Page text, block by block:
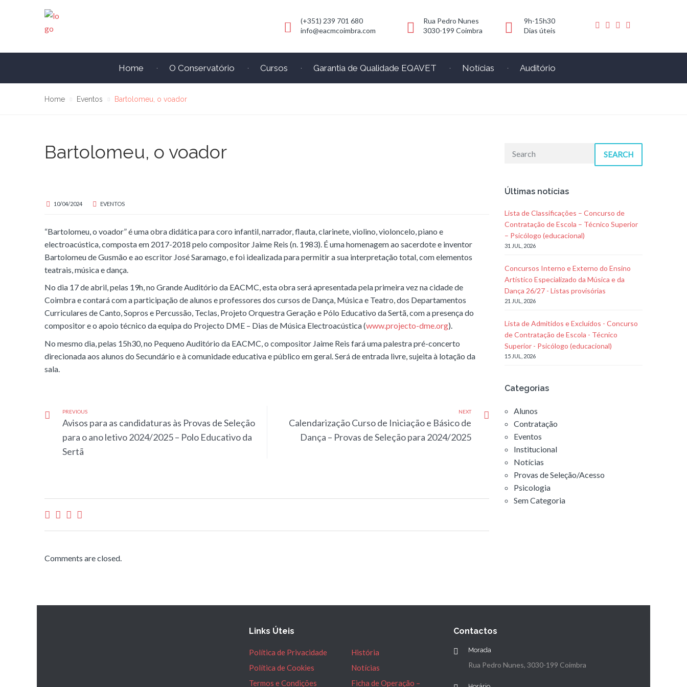
(+351) 239 701 680
info@eacmcoimbra.com
Rua Pedro Nunes
3030-199 Coimbra
9h-15h30
Dias úteis
Home O Conservatório Cursos Garantia de Qualidade EQAVET Notícias Auditório
Home Eventos Bartolomeu, o voador
Bartolomeu, o voador
10/04/2024 EVENTOS
“Bartolomeu, o voador” é uma obra didática para coro infantil, narrador, flauta, clarinete, violino, violoncelo, piano e
electroacústica, composta em 2017-2018 pelo compositor Jaime Reis (n. 1983). É uma homenagem ao sacerdote e inventor
Bartolomeu de Gusmão e ao escritor José Saramago, e foi idealizada para permitir a sua interpretação total, com elementos
teatrais, música e dança.
No dia 17 de abril, pelas 19h, no Grande Auditório da EACMC, esta obra será apresentada pela primeira vez na cidade de
Coimbra e contará com a participação de alunos e professores dos cursos de Dança, Música e Teatro, dos Departamentos
Curriculares de Canto, Sopros e Percussão, Teclas, Projeto Orquestra Geração e Pólo Educativo da Sertã, com a presença do
compositor e o apoio técnico da equipa do Projecto DME – Dias de Música Electroacústica (www.projecto-dme.org).
No mesmo dia, pelas 15h30, no Pequeno Auditório da EACMC, o compositor Jaime Reis fará uma palestra pré-concerto
direcionada aos alunos do Secundário e à comunidade educativa e público em geral. Será de entrada livre, sujeita à lotação da
sala.
PREVIOUS
Avisos para as candidaturas às Provas de Seleção
para o ano letivo 2024/2025 – Polo Educativo da
Sertã
NEXT
Calendarização Curso de Iniciação e Básico de
Dança – Provas de Seleção para 2024/2025
Comments are closed.
SEARCH
Últimas notícias
Lista de Classificações – Concurso de
Contratação de Escola – Técnico Superior
– Psicólogo (educacional)
31 JUL, 2026
Concursos Interno e Externo do Ensino
Artístico Especializado da Música e da
Dança 26/27 - Listas provisórias
21 JUL, 2026
Lista de Admitidos e Excluídos - Concurso
de Contratação de Escola - Técnico
Superior - Psicólogo (educacional)
15 JUL, 2026
Categorias
Alunos
Contratação
Eventos
Institucional
Notícias
Provas de Seleção/Acesso
Psicologia
Sem Categoria
Links Úteis
Política de Privacidade
Política de Cookies
Termos e Condições
História
Notícias
Ficha de Operação –
Contactos
Morada
Rua Pedro Nunes, 3030-199 Coimbra